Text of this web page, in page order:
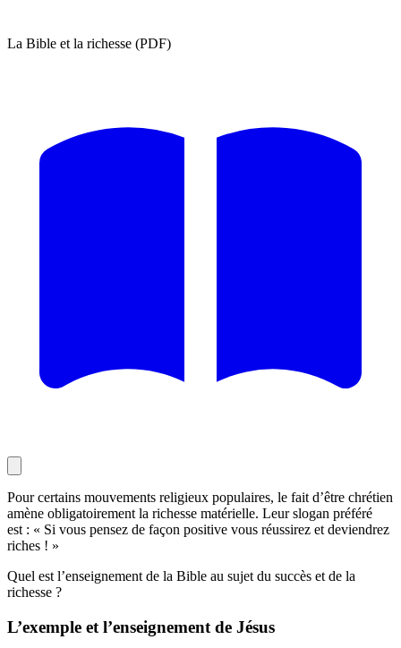
La Bible et la richesse (PDF)
Pour certains mouvements religieux populaires, le fait d’être chrétien
amène obligatoirement la richesse matérielle. Leur slogan préféré
est : « Si vous pensez de façon positive vous réussirez et deviendrez
riches ! »
Quel est l’enseignement de la Bible au sujet du succès et de la
richesse ?
L’exemple et l’enseignement de Jésus